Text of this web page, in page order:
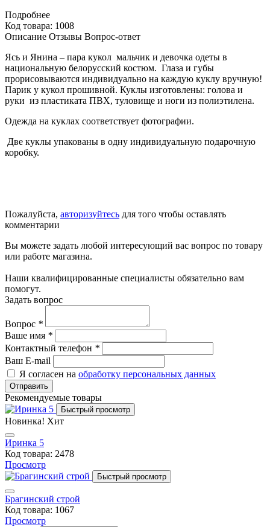
Подробнее
Код товара: 1008
Описание Отзывы Вопрос-ответ
Ясь и Янина – пара кукол мальчик и девочка одеты в
национальную белорусский костюм. Глаза и губы
прорисовываются индивидуально на каждую куклу вручную!
Парик у кукол прошивной. Куклы изготовлены: голова и
руки из пластиката ПВХ, туловище и ноги из полиэтилена.
Одежда на куклах соответствует фотографии.
Две куклы упакованы в одну индивидуальную подарочную
коробку.
Пожалуйста, авторизуйтесь для того чтобы оставлять
комментарии
Вы можете задать любой интересующий вас вопрос по товару
или работе магазина.
Наши квалифицированные специалисты обязательно вам
помогут.
Задать вопрос
Вопрос *
Ваше имя *
Контактный телефон *
Ваш E-mail
Я согласен на обработку персональных данных
Отправить
Рекомендуемые товары
Быстрый просмотр
Новинка! Хит
Иринка 5
Код товара: 2478
Просмотр
Быстрый просмотр
Брагинский строй
Код товара: 1067
Просмотр